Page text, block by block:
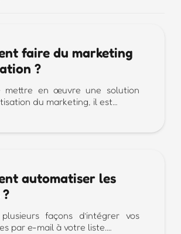
faire du marketing
?
mettre en œuvre une solution
du marketing, il est…
automatiser les
façons d’intégrer vos
par e-mail à votre liste.…